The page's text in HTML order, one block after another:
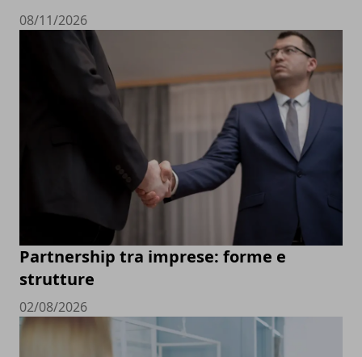
08/11/2026
Partnership tra imprese: forme e
strutture
02/08/2026